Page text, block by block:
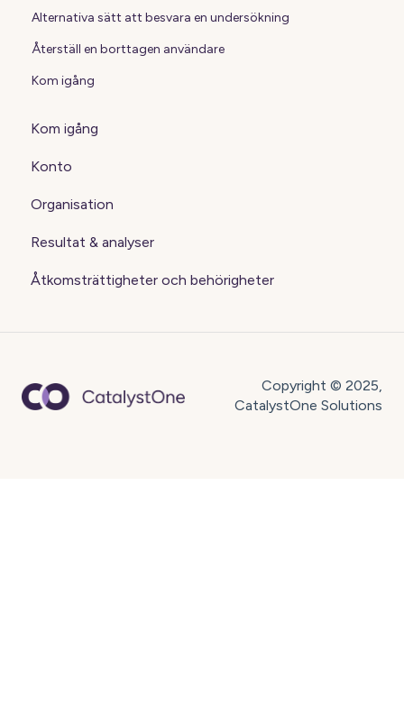
Alternativa sätt att besvara en undersökning
Återställ en borttagen användare
Kom igång
Kom igång
Konto
Organisation
Resultat & analyser
Åtkomsträttigheter och behörigheter
Copyright © 2025,
CatalystOne Solutions